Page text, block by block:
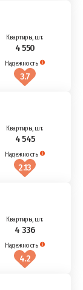
4 550
3.7
4 545
2.13
4 336
4.2